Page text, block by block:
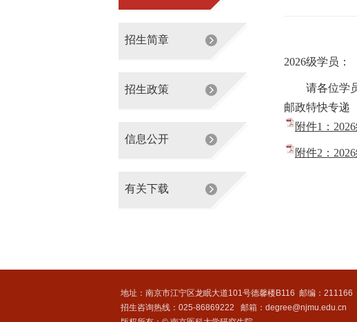
招生简章
招生政策
信息公开
有关下载
2026级学员：
请各位学
邮政特快专递
附件1：
附件2：
地址：南京市江宁区龙眠大道101号德馨楼B116 邮编：211166
招生咨询热线：025-86869222
邮箱：degree@njmu.edu.cn